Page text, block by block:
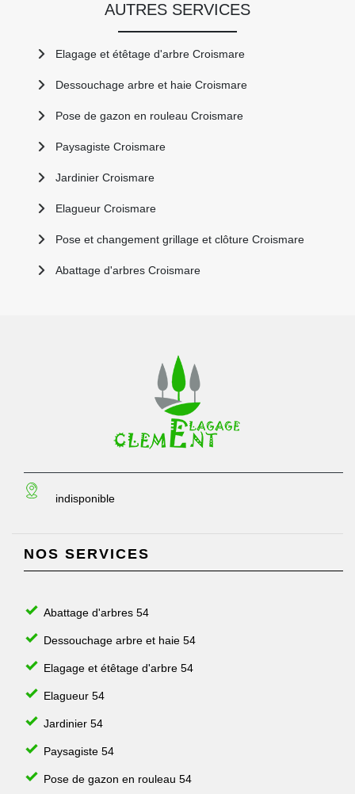
AUTRES SERVICES
Elagage et étêtage d'arbre Croismare
Dessouchage arbre et haie Croismare
Pose de gazon en rouleau Croismare
Paysagiste Croismare
Jardinier Croismare
Elagueur Croismare
Pose et changement grillage et clôture Croismare
Abattage d'arbres Croismare
indisponible
NOS SERVICES
Abattage d'arbres 54
Dessouchage arbre et haie 54
Elagage et étêtage d'arbre 54
Elagueur 54
Jardinier 54
Paysagiste 54
Pose de gazon en rouleau 54